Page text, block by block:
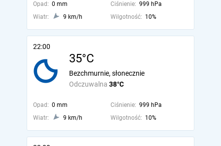
Opad: 0 mm Ciśnienie: 999 hPa
Wiatr:
9 km/h Wilgotność: 10%
22:00
35°C
Odczuwalna 38°C
Bezchmurnie, słonecznie
Opad: 0 mm Ciśnienie: 999 hPa
Wiatr:
9 km/h Wilgotność: 10%